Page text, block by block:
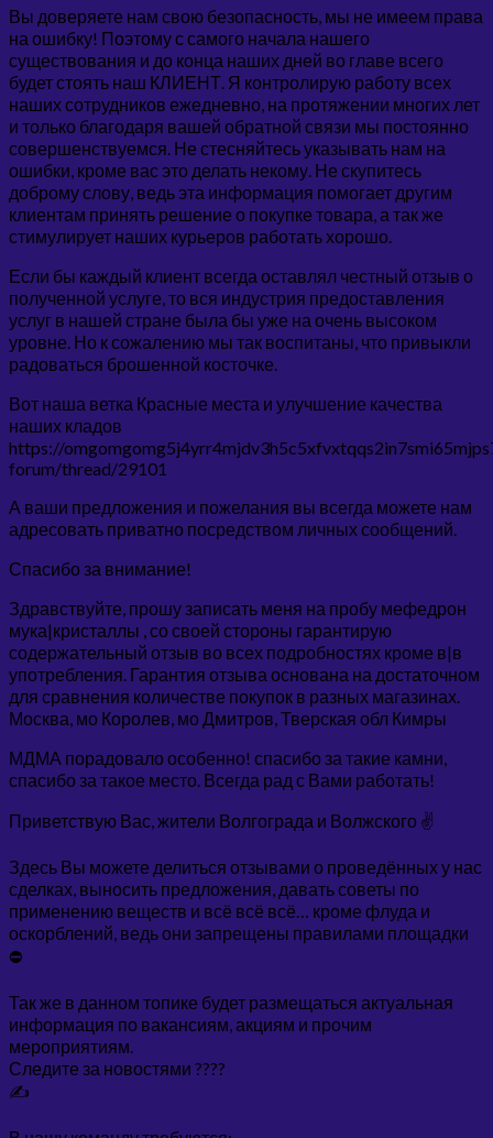
Вы доверяете нам свою безопасность, мы не имеем права
на ошибку! Поэтому с самого начала нашего
существования и до конца наших дней во главе всего
будет стоять наш КЛИЕНТ. Я контролирую работу всех
наших сотрудников ежедневно, на протяжении многих лет
и только благодаря вашей обратной связи мы постоянно
совершенствуемся. Не стесняйтесь указывать нам на
ошибки, кроме вас это делать некому. Не скупитесь
доброму слову, ведь эта информация помогает другим
клиентам принять решение о покупке товара, а так же
стимулирует наших курьеров работать хорошо.
Если бы каждый клиент всегда оставлял честный отзыв о
полученной услуге, то вся индустрия предоставления
услуг в нашей стране была бы уже на очень высоком
уровне. Но к сожалению мы так воспитаны, что привыкли
радоваться брошенной косточке.
Вот наша ветка Красные места и улучшение качества
наших кладов
https://
forum/thread/29101
А ваши предложения и пожелания вы всегда можете нам
адресовать приватно посредством личных сообщений.
Спасибо за внимание!
Здравствуйте, прошу записать меня на пробу мефедрон
мука|кристаллы , со своей стороны гарантирую
содержательный отзыв во всех подробностях кроме в|в
употребления. Гарантия отзыва основана на достаточном
для сравнения количестве покупок в разных магазинах.
Москва, мо Королев, мо Дмитров, Тверская обл Кимры
МДМА порадовало особенно! спасибо за такие камни,
спасибо за такое место. Всегда рад с Вами работать!
Приветствую Вас, жители Волгограда и Волжского ✌️
Здесь Вы можете делиться отзывами о проведённых у нас
сделках, выносить предложения, давать советы по
применению веществ и всё всё всё… кроме флуда и
оскорблений, ведь они запрещены правилами площадки
⛔
Так же в данном топике будет размещаться актуальная
информация по вакансиям, акциям и прочим
мероприятиям.
Следите за новостями ????
✍️